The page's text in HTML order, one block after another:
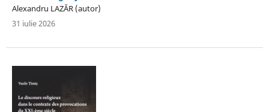
Alexandru LAZĂR (autor)
31 iulie 2026